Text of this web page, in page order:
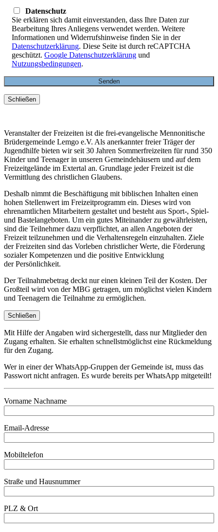
Datenschutz
Sie erklären sich damit einverstanden, dass Ihre Daten zur
Bearbeitung Ihres Anliegens verwendet werden. Weitere
Informationen und Widerrufshinweise finden Sie in der
Datenschutzerklärung. Diese Seite ist durch reCAPTCHA
geschützt. Google Datenschutzerklärung und
Nutzungsbedingungen.
Schließen
Veranstalter der Freizeiten ist die frei-evangelische Mennonitische
Brüdergemeinde Lemgo e.V. Als anerkannter freier Träger der
Jugendhilfe bieten wir seit 30 Jahren Sommerfreizeiten für rund 350
Kinder und Teenager in unseren Gemeindehäusern und auf dem
Freizeitgelände im Extertal an. Grundlage jeder Freizeit ist die
Vermittlung des christlichen Glaubens.
Deshalb nimmt die Beschäftigung mit biblischen Inhalten einen
hohen Stellenwert im Freizeitprogramm ein. Dieses wird von
ehrenamtlichen Mitarbeitern gestaltet und besteht aus Sport-, Spiel-
und Bastelangeboten. Um ein gutes Miteinander zu gewährleisten,
sind die Teilnehmer dazu verpflichtet, an allen Angeboten der
Freizeit teilzunehmen und die Verhaltensregeln einzuhalten. Ziele
der Freizeiten sind das Vorleben christlicher Werte, die Förderung
sozialer Kompetenzen und die positive Entwicklung
der Persönlichkeit.
Der Teilnahmebetrag deckt nur einen kleinen Teil der Kosten. Der
Großteil wird von der MBG getragen, um möglichst vielen Kindern
und Teenagern die Teilnahme zu ermöglichen.
Schließen
Mit Hilfe der Angaben wird sichergestellt, dass nur Mitglieder den
Zugang erhalten. Sie erhalten schnellstmöglichst eine Rückmeldung
für den Zugang.
Wer in einer der WhatsApp-Gruppen der Gemeinde ist, muss das
Passwort nicht anfragen. Es wurde bereits per WhatsApp mitgeteilt!
Vorname Nachname
Email-Adresse
Mobiltelefon
Straße und Hausnummer
PLZ & Ort